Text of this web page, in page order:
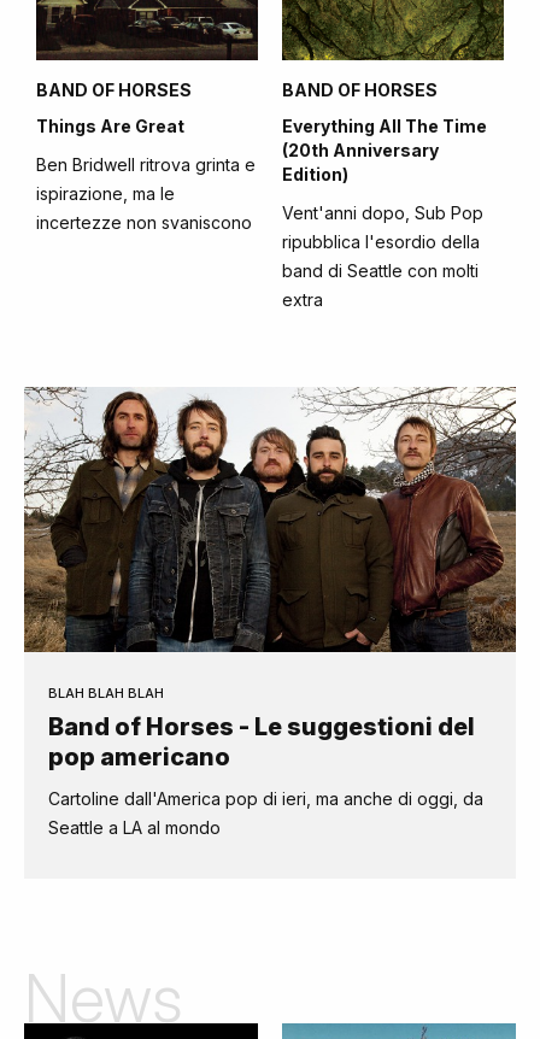
BAND OF HORSES
Things Are Great
Ben Bridwell ritrova grinta e
ispirazione, ma le
incertezze non svaniscono
BAND OF HORSES
Everything All The Time
(20th Anniversary
Edition)
Vent'anni dopo, Sub Pop
ripubblica l'esordio della
band di Seattle con molti
extra
BLAH BLAH BLAH
Band of Horses - Le suggestioni del
pop americano
Cartoline dall'America pop di ieri, ma anche di oggi, da
Seattle a LA al mondo
News